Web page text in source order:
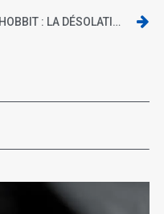
LE HOBBIT : LA DÉSOLATION DE SMAUG